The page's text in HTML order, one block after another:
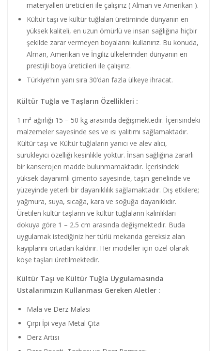
materyalleri üreticileri ile çalışırız ( Alman ve Amerikan ).
Kültür taşı ve kültür tuğlaları üretiminde dünyanın en
yüksek kaliteli, en uzun ömürlü ve insan sağlığına hiçbir
şekilde zarar vermeyen boyalarını kullanırız. Bu konuda,
Alman, Amerikan ve İngiliz ülkelerinden dünyanın en
prestijli boya üreticileri ile çalışırız.
Türkiye’nin yanı sıra 30’dan fazla ülkeye ihracat.
Kültür Tuğla ve Taşların Özellikleri :
1 m² ağırlığı 15 – 50 kg arasında değişmektedir. İçerisindeki
malzemeler sayesinde ses ve ısı yalıtımı sağlamaktadır.
Kültür taşı ve Kültür tuğlaların yanıcı ve alev alıcı,
sürükleyici özelliği kesinlikle yoktur. İnsan sağlığına zararlı
bir kanserojen madde bulunmamaktadır. İçerisindeki
yüksek dayanımlı çimento sayesinde, taşın genelinde ve
yüzeyinde yeterli bir dayanıklılık sağlamaktadır. Dış etkilere;
yağmura, suya, sıcağa, kara ve soğuğa dayanıklıdır.
Üretilen kültür taşların ve kültür tuğlaların kalınlıkları
dokuya göre 1 – 2.5 cm arasında değişmektedir. Buda
uygulamak istediğiniz her türlü mekanda gereksiz alan
kayıplarını ortadan kaldırır. Her modeller için özel olarak
köşe taşları üretilmektedir.
Kültür Taşı ve Kültür Tuğla Uygulamasında
Ustalarımızın Kullanması Gereken Aletler :
Mala ve Derz Malası
Çırpı İpi veya Metal Çıta
Derz Artısı